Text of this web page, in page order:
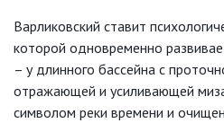
Варликовский ставит
которой одновременно
– у длинного бассейна с
отражающей и усиливающей
символом реки времени и